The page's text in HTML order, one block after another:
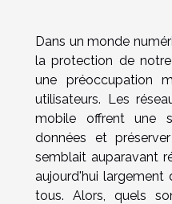
Dans un monde
la protection de
une préoccupation
utilisateurs. Les
mobile offrent une
données et
semblait auparavant
aujourd'hui largement
tous. Alors, quels